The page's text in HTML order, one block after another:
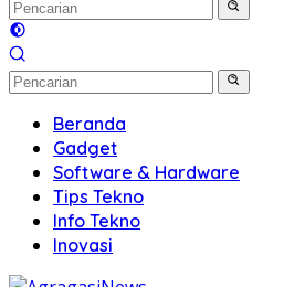
Beranda
Gadget
Software & Hardware
Tips Tekno
Info Tekno
Inovasi